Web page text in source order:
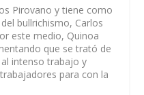
Pirovano y tiene como
bullrichismo, Carlos
este medio, Quinoa
que se trató de
intenso trabajo y
para con la